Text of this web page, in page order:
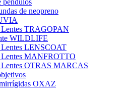
péndulos
de neopreno
Lentes TRAGOPAN
WILDLIFE
Lentes LENSCOAT
Lentes MANFROTTO
Lentes OTRAS MARCAS
OXAZ